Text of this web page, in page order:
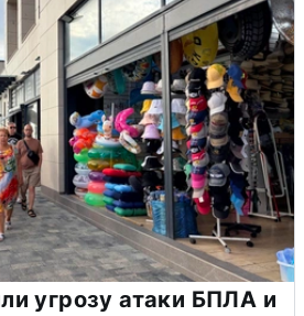
угрозу атаки БПЛА и